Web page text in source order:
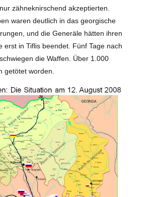
zähneknirschend akzeptierten.
waren deutlich in das georgische
und die Generäle hätten ihren
erst in Tiflis beendet. Fünf Tage nach
die Waffen. Über 1.000
getötet worden.